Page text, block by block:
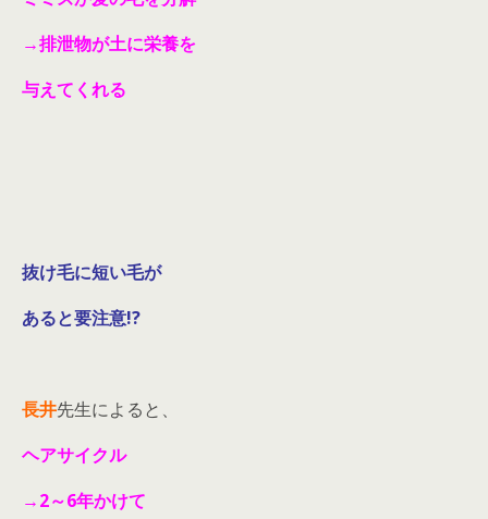
→排泄物が土に栄養を
与えてくれる
抜け毛に短い毛が
あると要注意!?
長井先生によると、
ヘアサイクル
→2～6年かけて